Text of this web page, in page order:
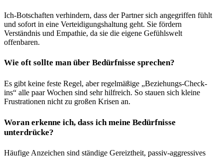
Ich-Botschaften verhindern, dass der Partner sich angegriffen fühlt
und sofort in eine Verteidigungshaltung geht. Sie fördern
Verständnis und Empathie, da sie die eigene Gefühlswelt
offenbaren.
Wie oft sollte man über Bedürfnisse sprechen?
Es gibt keine feste Regel, aber regelmäßige „Beziehungs-Check-
ins“ alle paar Wochen sind sehr hilfreich. So stauen sich kleine
Frustrationen nicht zu großen Krisen an.
Woran erkenne ich, dass ich meine Bedürfnisse
unterdrücke?
Häufige Anzeichen sind ständige Gereiztheit, passiv-aggressives